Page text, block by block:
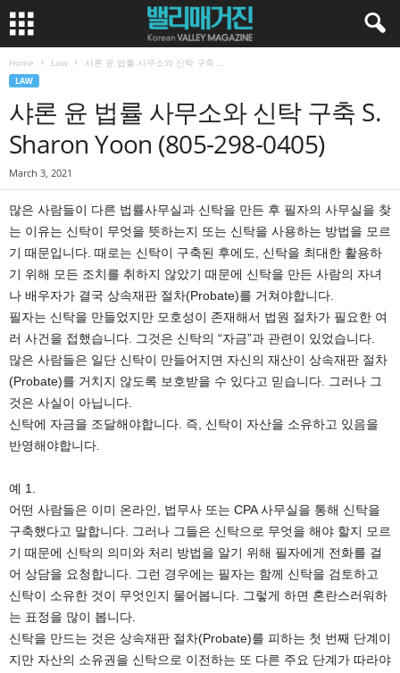
Home Law 샤론 윤 법률 사무소와 신탁 구축 ...
LAW
샤론 윤 법률 사무소와 신탁 구축 S.
Sharon Yoon (805-298-0405)
March 3, 2021
많은 사람들이 다른 법률사무실과 신탁을 만든 후 필자의 사무실을 찾
는 이유는 신탁이 무엇을 뜻하는지 또는 신탁을 사용하는 방법을 모르
기 때문입니다. 때로는 신탁이 구축된 후에도, 신탁을 최대한 활용하
기 위해 모든 조치를 취하지 않았기 때문에 신탁을 만든 사람의 자녀
나 배우자가 결국 상속재판 절차(Probate)를 거쳐야합니다.
필자는 신탁을 만들었지만 모호성이 존재해서 법원 절차가 필요한 여
러 사건을 접했습니다. 그것은 신탁의 “자금”과 관련이 있었습니다.
많은 사람들은 일단 신탁이 만들어지면 자신의 재산이 상속재판 절차
(Probate)를 거치지 않도록 보호받을 수 있다고 믿습니다. 그러나 그
것은 사실이 아닙니다.
신탁에 자금을 조달해야합니다. 즉, 신탁이 자산을 소유하고 있음을
반영해야합니다.
예 1.
어떤 사람들은 이미 온라인, 법무사 또는 CPA 사무실을 통해 신탁을
구축했다고 말합니다. 그러나 그들은 신탁으로 무엇을 해야 할지 모르
기 때문에 신탁의 의미와 처리 방법을 알기 위해 필자에게 전화를 걸
어 상담을 요청합니다. 그런 경우에는 필자는 함께 신탁을 검토하고
신탁이 소유한 것이 무엇인지 물어봅니다. 그렇게 하면 혼란스러워하
는 표정을 많이 봅니다.
신탁을 만드는 것은 상속재판 절차(Probate)를 피하는 첫 번째 단계이
지만 자산의 소유권을 신탁으로 이전하는 또 다른 주요 단계가 따라야